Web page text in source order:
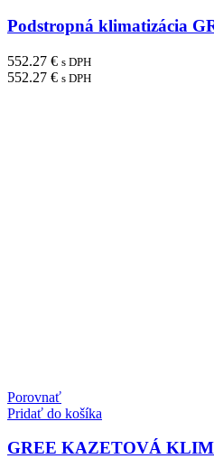
Podstropná klimatizácia
552.27 € s DPH
552.27 € s DPH
Porovnať
Pridať do košíka
GREE KAZETOVÁ